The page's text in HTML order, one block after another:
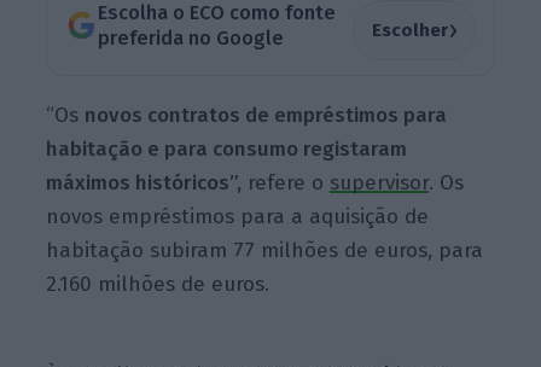
Escolha o ECO como fonte
preferida no Google
Escolher›
“Os novos contratos de empréstimos para
habitação e para consumo registaram
máximos históricos”, refere o supervisor. Os
novos empréstimos para a aquisição de
habitação subiram 77 milhões de euros, para
2.160 milhões de euros.